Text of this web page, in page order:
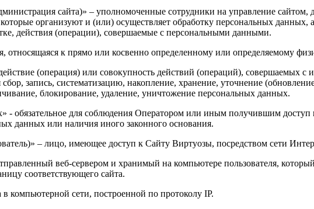
сайта)» – уполномоченные сотрудники на управление
организуют и (или) осуществляет обработку персональных данных,
действия (операции), совершаемые с персональными данными.
к прямо или косвенно определенному или определяемому
(операция) или совокупность действий (операций), совершаемых с
запись, систематизацию, накопление, хранение, уточнение
блокирование, удаление, уничтожение персональных данных.
- обязательное для соблюдения Оператором или иным получившим
данных или наличия иного законного основания.
– лицо, имеющее доступ к Сайту Виртуозы, посредством сети
веб-сервером и хранимый на компьютере пользователя,
соответствующего сайта.
компьютерной сети, построенной по протоколу IP.